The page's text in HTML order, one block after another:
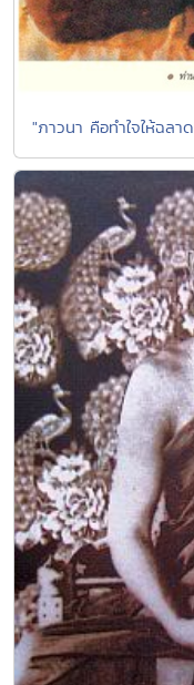
"ภาวนา คือทำใจให้ฉล